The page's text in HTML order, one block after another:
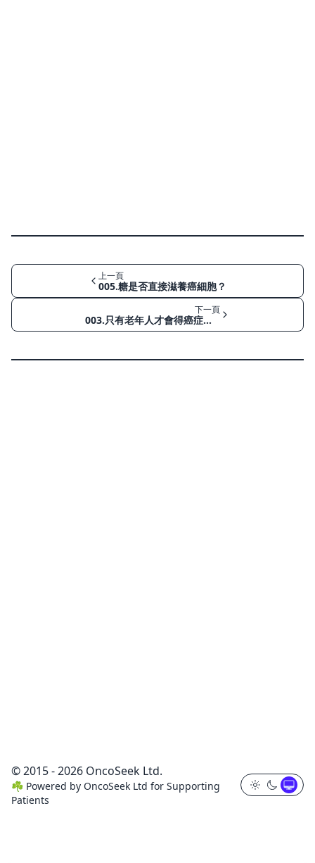
上一頁
005.糖是否直接滋養癌細胞？
下一頁
003.只有老年人才會得癌症嗎？
© 2015 - 2026 OncoSeek Ltd.
☘️ Powered by OncoSeek Ltd for Supporting
Patients